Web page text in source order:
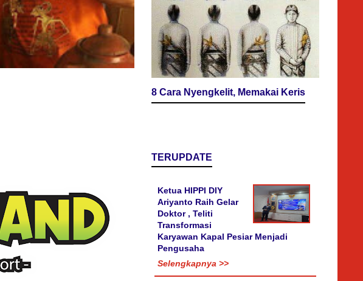
8 Cara Nyengkelit, Memakai Keris
TERUPDATE
Ketua HIPPI DIY
Ariyanto Raih Gelar
Doktor , Teliti
Transformasi
Karyawan Kapal Pesiar Menjadi
Pengusaha
Selengkapnya >>